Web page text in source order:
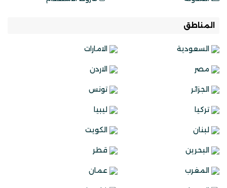
المناطق
السعودية الامارات
مصر الاردن
الجزائر تونس
تركيا ليبيا
لبنان الكويت
البحرين قطر
المغرب عمان